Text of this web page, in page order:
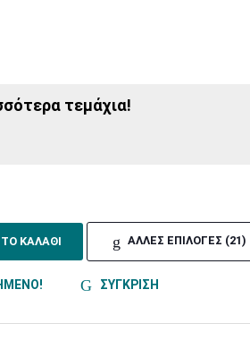
τεμάχια!
ΚΑΛΑΘΙ ΑΛΛΕΣ ΕΠΙΛΟΓΕΣ (21)
ΣΥΓΚΡΙΣΗ